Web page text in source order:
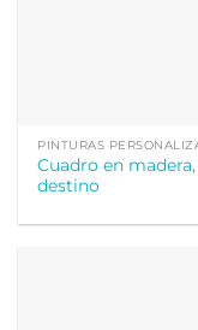
PINTURAS
Cuadro en
destino